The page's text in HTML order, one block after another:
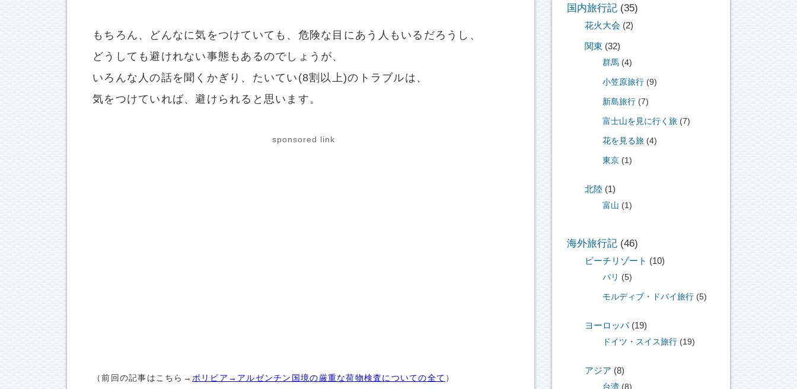
もちろん、どんなに気をつけていても、危険な目にあう人もいるだろうし、
どうしても避けれない事態もあるのでしょうが、
いろんな人の話を聞くかぎり、たいてい(8割以上)のトラブルは、
気をつけていれば、避けられると思います。
sponsored link
（前回の記事はこちら→ ボリビア→アルゼンチン国境の厳重な荷物検査についての全て ）
国内旅行記 (35)
花火大会 (2)
関東 (32)
群馬 (4)
小笠原旅行 (9)
新島旅行 (7)
富士山を見に行く旅 (7)
花を見る旅 (4)
東京 (1)
北陸 (1)
富山 (1)
海外旅行記 (46)
ビーチリゾート (10)
バリ (5)
モルディブ・ドバイ旅行 (5)
ヨーロッパ(19)
ドイツ・スイス旅行 (19)
アジア (8)
台湾 (8)